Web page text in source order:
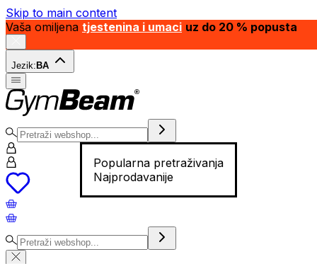
Skip to main content
Vaša omiljena tjestenina i umaci uz do 20 % popusta
Jezik: BA
Popularna pretraživanja
Najprodavanije